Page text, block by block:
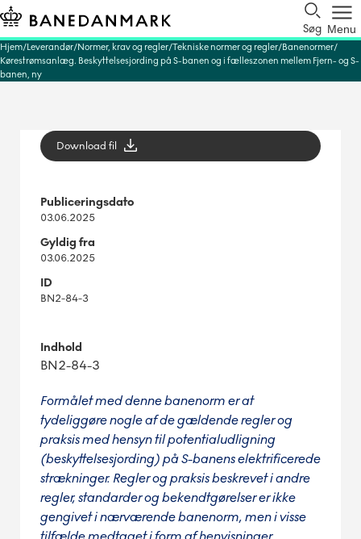
Søg Menu
Hjem Leverandør Normer, krav og regler Tekniske normer og regler Banenormer
Kørestrømsanlæg. Beskyttelsesjording på S-banen og i fælleszonen mellem Fjern- og S-
banen, ny
Download fil
Publiceringsdato
03.06.2025
Gyldig fra
03.06.2025
ID
BN2-84-3
Indhold
BN2-84-3
Formålet med denne banenorm er at
tydeliggøre nogle af de gældende regler og
praksis med hensyn til potentialudligning
(beskyttelsesjording) på S-banens elektrificerede
strækninger. Regler og praksis beskrevet i andre
regler, standarder og bekendtgørelser er ikke
gengivet i nærværende banenorm, men i visse